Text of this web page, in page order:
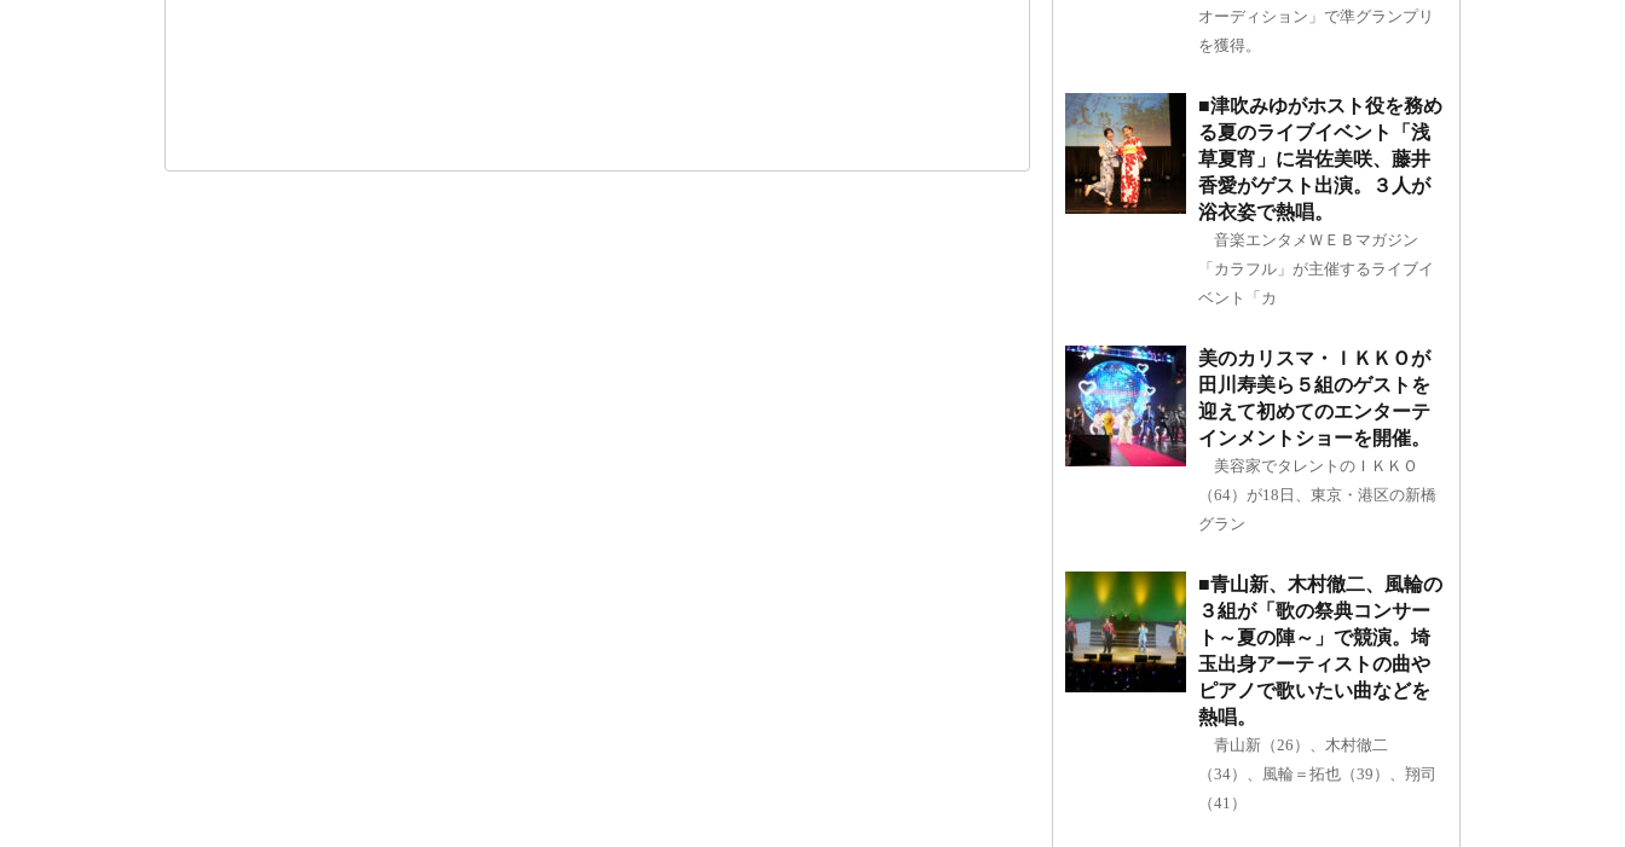
オーディション」で準グランプリ
を獲得。
■津吹みゆがホスト役を務め
る夏のライブイベント「浅
草夏宵」に岩佐美咲、藤井
香愛がゲスト出演。３人が
浴衣姿で熱唱。
音楽エンタメＷＥＢマガジン
「カラフル」が主催するライブイ
ベント「カ
美のカリスマ・ＩＫＫＯが
田川寿美ら５組のゲストを
迎えて初めてのエンターテ
インメントショーを開催。
美容家でタレントのＩＫＫＯ
（64）が18日、東京・港区の新橋
グラン
■青山新、木村徹二、風輪の
３組が「歌の祭典コンサー
ト～夏の陣～」で競演。埼
玉出身アーティストの曲や
ピアノで歌いたい曲などを
熱唱。
青山新（26）、木村徹二
（34）、風輪＝拓也（39）、翔司
（41）